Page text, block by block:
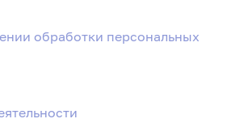
обработки персональных